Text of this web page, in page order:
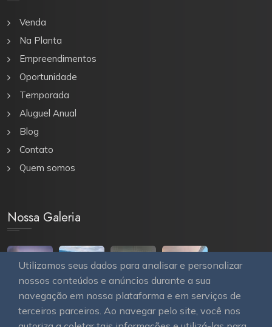
Utilizamos seus dados para analisar e personalizar
nossos conteúdos e anúncios durante a sua
navegação em nossa plataforma e em serviços de
terceiros parceiros. Ao navegar pelo site, você nos
Venda
Na Planta
Empreendimentos
Oportunidade
Temporada
Aluguel Anual
Blog
Contato
Quem somos
Nossa Galeria